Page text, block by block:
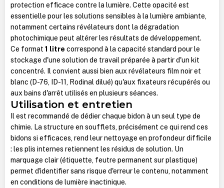
protection efficace contre la lumière. Cette opacité est
essentielle pour les solutions sensibles à la lumière ambiante,
notamment certains révélateurs dont la dégradation
photochimique peut altérer les résultats de développement.
Ce format 1 litre correspond à la capacité standard pour le
stockage d'une solution de travail préparée à partir d'un kit
concentré. Il convient aussi bien aux révélateurs film noir et
blanc (D-76, ID-11, Rodinal dilué) qu'aux fixateurs récupérés ou
aux bains d'arrêt utilisés en plusieurs séances.
Utilisation et entretien
Il est recommandé de dédier chaque bidon à un seul type de
chimie. La structure en soufflets, précisément ce qui rend ces
bidons si efficaces, rend leur nettoyage en profondeur difficile
: les plis internes retiennent les résidus de solution. Un
marquage clair (étiquette, feutre permanent sur plastique)
permet d'identifier sans risque d'erreur le contenu, notamment
en conditions de lumière inactinique.